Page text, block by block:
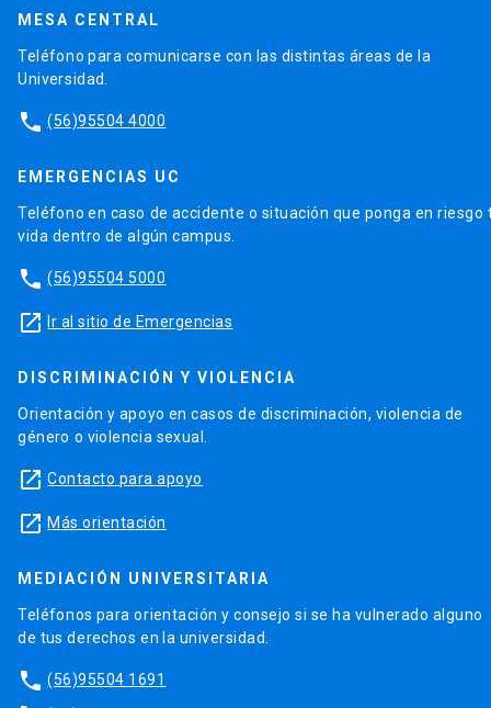
MESA CENTRAL
Teléfono para comunicarse con las distintas áreas de la
Universidad.
phone (56)95504 4000
EMERGENCIAS UC
Teléfono en caso de accidente o situación que ponga en riesgo
vida dentro de algún campus.
phone (56)95504 5000
launch Ir al sitio de Emergencias
DISCRIMINACIÓN Y VIOLENCIA
Orientación y apoyo en casos de discriminación, violencia de
género o violencia sexual.
launch Contacto para apoyo
launch Más orientación
MEDIACIÓN UNIVERSITARIA
Teléfonos para orientación y consejo si se ha vulnerado alguno
de tus derechos en la universidad.
phone (56)95504 1691